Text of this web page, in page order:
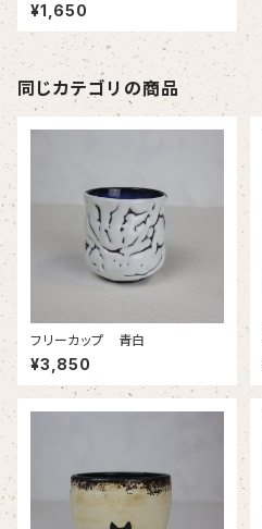
¥1,650
同じカテゴリの商品
フリーカップ 青白
¥3,850